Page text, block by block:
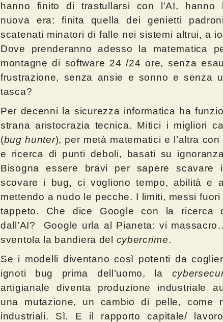
hanno finito di trastullarsi con l’AI, hanno
nuova era: finita quella dei genietti
scatenati minatori di falle nei sistemi altrui, a
Dove prenderanno adesso la matematica
montagne di software 24 /24 ore, senza
frustrazione, senza ansie e sonno e senza
tasca?
Per decenni la sicurezza informatica ha
strana aristocrazia tecnica. Mitici i migliori
(bug hunter), per metà matematici e l’altra
e ricerca di punti deboli, basati su
Bisogna essere bravi per sapere scavare
scovare i bug, ci vogliono tempo, abilità e
mettendo a nudo le pecche. I limiti, messi fuori
tappeto. Che dice Google con la ricerca
dall’AI? Google urla al Pianeta: vi
sventola la bandiera del cybercrime.
Se i modelli diventano così potenti da
ignoti bug prima dell’uomo, la
artigianale diventa produzione industriale
una mutazione, un cambio di pelle, come
industriali. Sì. E il rapporto capitale/